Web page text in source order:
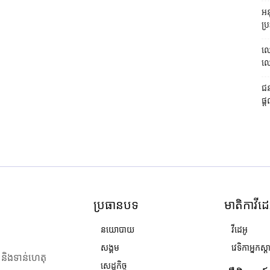
អ
ប្
ល
ល
ជ
ផ្
និងទាន់ហេតុ
ប្រធានបទ
នយោបាយ
សង្គម
សេដ្ឋកិច្ច
មាតិកាវីដ
វីដេអូ
វេទិកាអ្នកស្ដ